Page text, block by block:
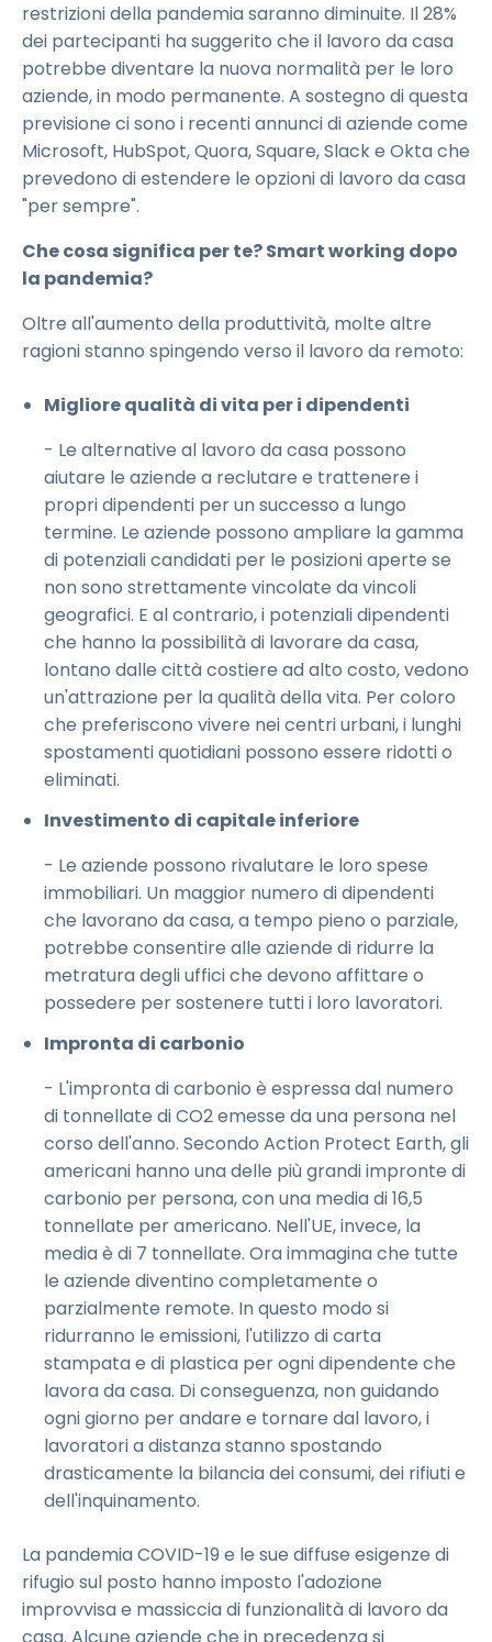
restrizioni della pandemia saranno diminuite. Il 28%
dei partecipanti ha suggerito che il lavoro da casa
potrebbe diventare la nuova normalità per le loro
aziende, in modo permanente. A sostegno di questa
previsione ci sono i recenti annunci di aziende come
Microsoft, HubSpot, Quora, Square, Slack e Okta che
prevedono di estendere le opzioni di lavoro da casa
"per sempre".
Che cosa significa per te? Smart working dopo
la pandemia?
Oltre all'aumento della produttività, molte altre
ragioni stanno spingendo verso il lavoro da remoto:
Migliore qualità di vita per i dipendenti
- Le alternative al lavoro da casa possono
aiutare le aziende a reclutare e trattenere i
propri dipendenti per un successo a lungo
termine. Le aziende possono ampliare la gamma
di potenziali candidati per le posizioni aperte se
non sono strettamente vincolate da vincoli
geografici. E al contrario, i potenziali dipendenti
che hanno la possibilità di lavorare da casa,
lontano dalle città costiere ad alto costo, vedono
un'attrazione per la qualità della vita. Per coloro
che preferiscono vivere nei centri urbani, i lunghi
spostamenti quotidiani possono essere ridotti o
eliminati.
Investimento di capitale inferiore
- Le aziende possono rivalutare le loro spese
immobiliari. Un maggior numero di dipendenti
che lavorano da casa, a tempo pieno o parziale,
potrebbe consentire alle aziende di ridurre la
metratura degli uffici che devono affittare o
possedere per sostenere tutti i loro lavoratori.
Impronta di carbonio
- L'impronta di carbonio è espressa dal numero
di tonnellate di CO2 emesse da una persona nel
corso dell'anno. Secondo Action Protect Earth, gli
americani hanno una delle più grandi impronte di
carbonio per persona, con una media di 16,5
tonnellate per americano. Nell'UE, invece, la
media è di 7 tonnellate. Ora immagina che tutte
le aziende diventino completamente o
parzialmente remote. In questo modo si
ridurranno le emissioni, l'utilizzo di carta
stampata e di plastica per ogni dipendente che
lavora da casa. Di conseguenza, non guidando
ogni giorno per andare e tornare dal lavoro, i
lavoratori a distanza stanno spostando
drasticamente la bilancia dei consumi, dei rifiuti e
dell'inquinamento.
La pandemia COVID-19 e le sue diffuse esigenze di
rifugio sul posto hanno imposto l'adozione
improvvisa e massiccia di funzionalità di lavoro da